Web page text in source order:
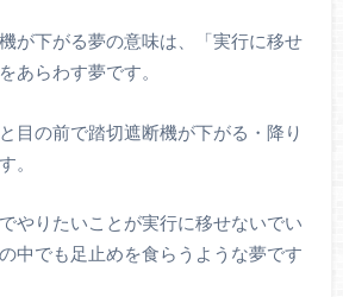
が下がる夢の意味は、「実行に移せ
あらわす夢です。
目の前で踏切遮断機が下がる・降り
。
やりたいことが実行に移せないでい
中でも足止めを食らうような夢です